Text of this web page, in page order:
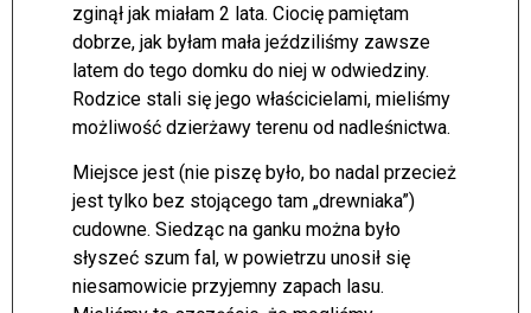
zginął jak miałam 2 lata. Ciocię pamiętam
dobrze, jak byłam mała jeździliśmy zawsze
latem do tego domku do niej w odwiedziny.
Rodzice stali się jego właścicielami, mieliśmy
możliwość dzierżawy terenu od nadleśnictwa.
Miejsce jest (nie piszę było, bo nadal przecież
jest tylko bez stojącego tam „drewniaka”)
cudowne. Siedząc na ganku można było
słyszeć szum fal, w powietrzu unosił się
niesamowicie przyjemny zapach lasu.